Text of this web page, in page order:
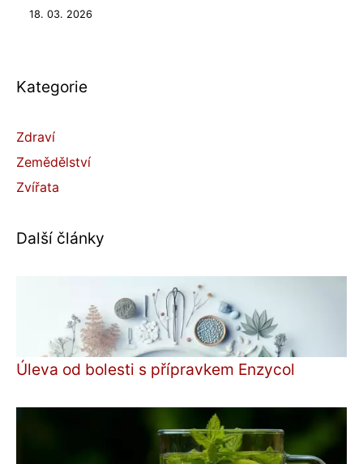
18. 03. 2026
Kategorie
Zdraví
Zemědělství
Zvířata
Další články
Úleva od bolesti s přípravkem Enzycol